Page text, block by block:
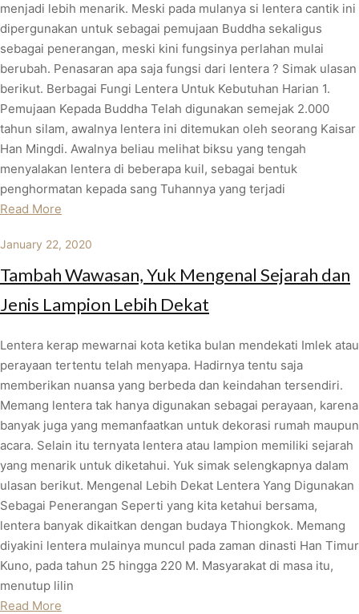
menjadi lebih menarik. Meski pada mulanya si lentera cantik ini
dipergunakan untuk sebagai pemujaan Buddha sekaligus
sebagai penerangan, meski kini fungsinya perlahan mulai
berubah. Penasaran apa saja fungsi dari lentera ? Simak ulasan
berikut. Berbagai Fungi Lentera Untuk Kebutuhan Harian 1.
Pemujaan Kepada Buddha Telah digunakan semejak 2.000
tahun silam, awalnya lentera ini ditemukan oleh seorang Kaisar
Han Mingdi. Awalnya beliau melihat biksu yang tengah
menyalakan lentera di beberapa kuil, sebagai bentuk
penghormatan kepada sang Tuhannya yang terjadi
Read More
January 22, 2020
Tambah Wawasan, Yuk Mengenal Sejarah dan
Jenis Lampion Lebih Dekat
Lentera kerap mewarnai kota ketika bulan mendekati Imlek atau
perayaan tertentu telah menyapa. Hadirnya tentu saja
memberikan nuansa yang berbeda dan keindahan tersendiri.
Memang lentera tak hanya digunakan sebagai perayaan, karena
banyak juga yang memanfaatkan untuk dekorasi rumah maupun
acara. Selain itu ternyata lentera atau lampion memiliki sejarah
yang menarik untuk diketahui. Yuk simak selengkapnya dalam
ulasan berikut. Mengenal Lebih Dekat Lentera Yang Digunakan
Sebagai Penerangan Seperti yang kita ketahui bersama,
lentera banyak dikaitkan dengan budaya Thiongkok. Memang
diyakini lentera mulainya muncul pada zaman dinasti Han Timur
Kuno, pada tahun 25 hingga 220 M. Masyarakat di masa itu,
menutup lilin
Read More